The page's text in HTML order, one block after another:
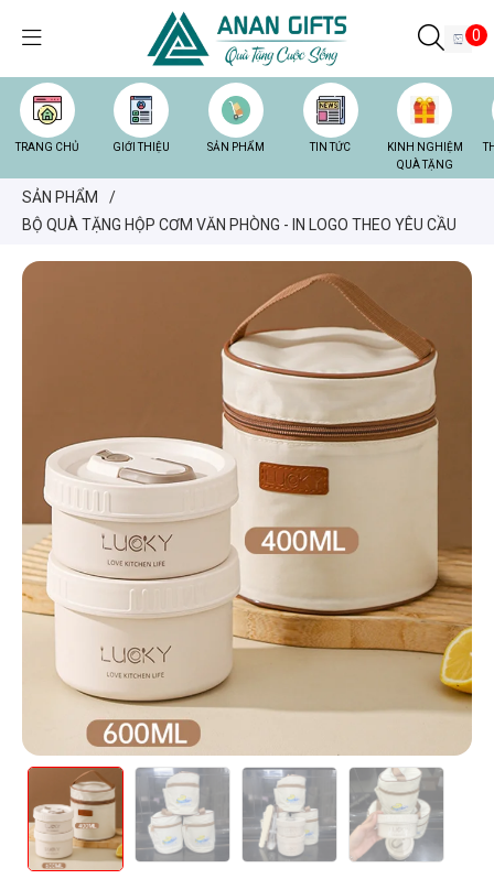
0
TRANG CHỦ GIỚI THIỆU SẢN PHẨM TIN TỨC
KINH NGHIỆM
QUÀ TẶNG
SẢN PHẨM
/
BỘ QUÀ TẶNG HỘP CƠM VĂN PHÒNG - IN LOGO THEO YÊU CẦU